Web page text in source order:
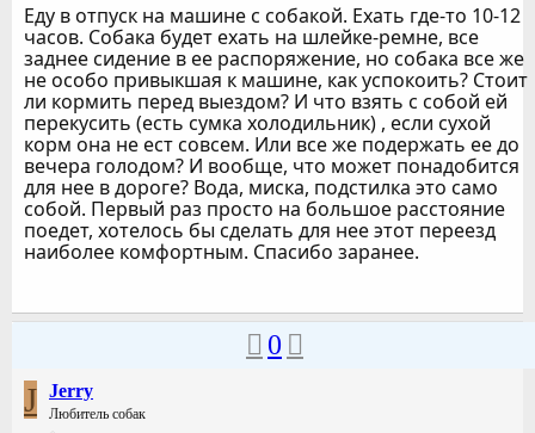
Еду в отпуск на машине с собакой. Ехать где-то 10-12
часов. Собака будет ехать на шлейке-ремне, все
заднее сидение в ее распоряжение, но собака все же
не особо привыкшая к машине, как успокоить? Стоит
ли кормить перед выездом? И что взять с собой ей
перекусить (есть сумка холодильник) , если сухой
корм она не ест совсем. Или все же подержать ее до
вечера голодом? И вообще, что может понадобится
для нее в дороге? Вода, миска, подстилка это само
собой. Первый раз просто на большое расстояние
поедет, хотелось бы сделать для нее этот переезд
наиболее комфортным. Спасибо заранее.
0
J Jerry
Любитель собак